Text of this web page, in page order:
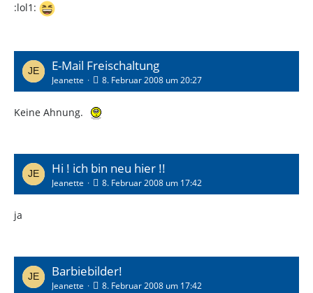
:lol1:
E-Mail Freischaltung
Jeanette 8. Februar 2008 um 20:27
Keine Ahnung.
Hi ! ich bin neu hier !!
Jeanette 8. Februar 2008 um 17:42
ja
Barbiebilder!
Jeanette 8. Februar 2008 um 17:42